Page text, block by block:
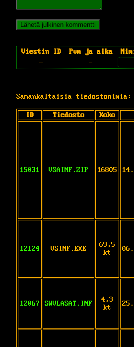
Viestin ID Pvm ja aika
-
-
Samankaltaisia tiedostonimiä:
ID Tiedosto Koko
15031 VSAINF.ZIP 16805
12124 VSINF.EXE
69,5
kt
12067 SWVLASAT.INF
4,3
kt